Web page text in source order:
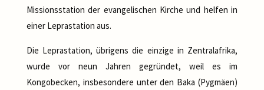
Missionsstation der evangelischen Kirche und helfen in
einer Leprastation aus.
Die Leprastation, übrigens die einzige in Zentralafrika,
wurde vor neun Jahren gegründet, weil es im
Kongobecken, insbesondere unter den Baka (Pygmäen)